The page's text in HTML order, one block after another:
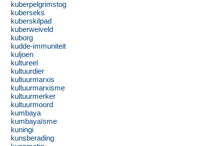
kuberpelgrimstog
kuberseks
kuberskilpad
kuberweiveld
kuborg
kudde-immuniteit
kuljoen
kultureel
kultuurdier
kultuurmarxis
kultuurmarxisme
kultuurmerker
kultuurmoord
kumbaya
kumbayaïsme
kuningi
kunsberading